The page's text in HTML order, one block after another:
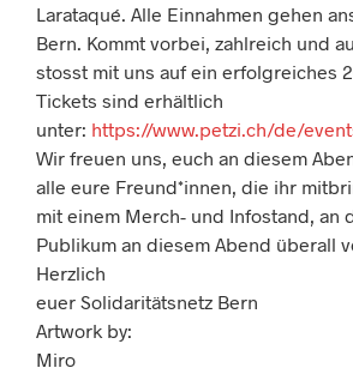
Larataqué. Alle Einnahmen gehen
Bern. Kommt vorbei, zahlreich und
stosst mit uns auf ein erfolgreiches
Tickets sind erhältlich
unter: https://www.petzi.ch/de/
Wir freuen uns, euch an diesem
alle eure Freund*innen, die ihr
mit einem Merch- und Infostand, an
Publikum an diesem Abend überall
Herzlich
euer Solidaritätsnetz Bern
Artwork by:
Miro